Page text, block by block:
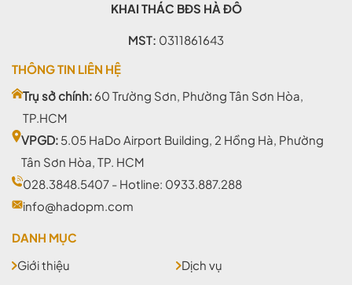
KHAI THÁC BĐS HÀ ĐÔ
MST: 0311861643
THÔNG TIN LIÊN HỆ
Trụ sở chính: 60 Trường Sơn, Phường Tân Sơn Hòa,
TP.HCM
VPGD: 5.05 HaDo Airport Building, 2 Hồng Hà, Phường
Tân Sơn Hòa, TP. HCM
028.3848.5407 - Hotline: 0933.887.288
info@hadopm.com
DANH MỤC
Giới thiệu
Dịch vụ